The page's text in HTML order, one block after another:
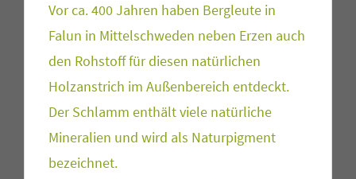
Vor ca. 400 Jahren haben Bergleute in
Falun in Mittelschweden neben Erzen auch
den Rohstoff für diesen natürlichen
Holzanstrich im Außenbereich entdeckt.
Der Schlamm enthält viele natürliche
Mineralien und wird als Naturpigment
bezeichnet.